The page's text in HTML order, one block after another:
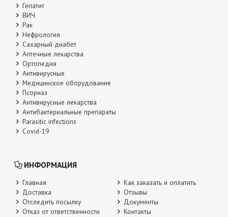
Гепатит
ВИЧ
Рак
Нефрология
Сахарный диабет
Аптечные лекарства
Ортопедия
Антивирусные
Медицинское оборудование
Псориаз
Антивирусные лекарства
Антибактериальные препараты
Parasitic infections
Covid-19
ИНФОРМАЦИЯ
Главная
Как заказать и оплатить
Доставка
Отзывы
Отследить посылку
Документы
Отказ от ответственности
Контакты